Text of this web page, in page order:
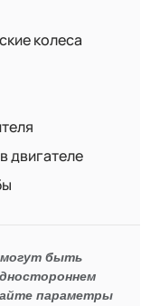
колеса
двигателе
могут быть
параметры